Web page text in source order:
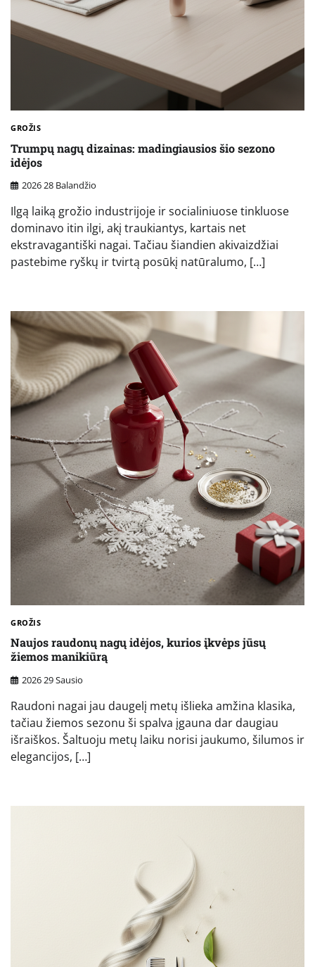
GROŽIS
Trumpų nagų dizainas: madingiausios šio sezono
idėjos
2026 28 Balandžio
Ilgą laiką grožio industrijoje ir socialiniuose tinkluose
dominavo itin ilgi, akį traukiantys, kartais net
ekstravagantiški nagai. Tačiau šiandien akivaizdžiai
pastebime ryškų ir tvirtą posūkį natūralumo, […]
GROŽIS
Naujos raudonų nagų idėjos, kurios įkvėps jūsų
žiemos manikiūrą
2026 29 Sausio
Raudoni nagai jau daugelį metų išlieka amžina klasika,
tačiau žiemos sezonu ši spalva įgauna dar daugiau
išraiškos. Šaltuoju metų laiku norisi jaukumo, šilumos ir
elegancijos, […]